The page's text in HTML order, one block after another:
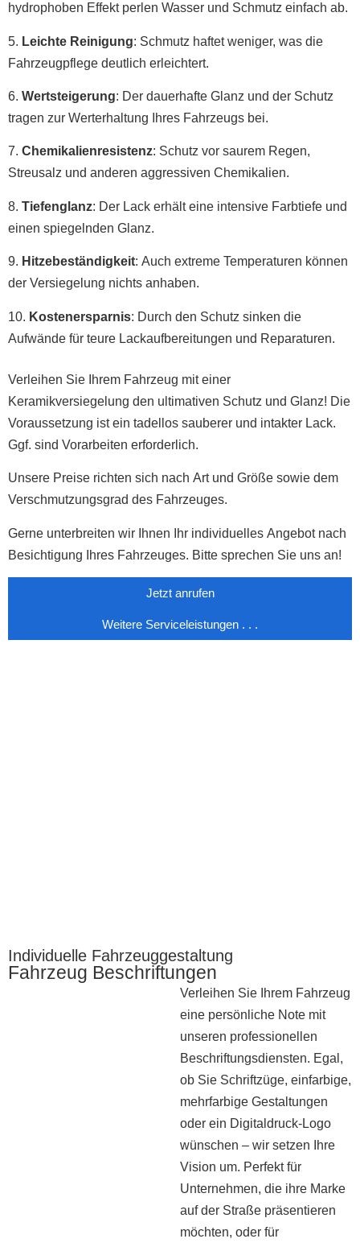
Verleihen Sie Ihrem Fahrzeug mit einer
Keramikversiegelung den ultimativen Schutz und Glanz! Die
Voraussetzung ist ein tadellos sauberer und intakter Lack.
Ggf. sind Vorarbeiten erforderlich.
Unsere Preise richten sich nach Art und Größe sowie dem
Verschmutzungsgrad des Fahrzeuges.
Gerne unterbreiten wir Ihnen Ihr individuelles Angebot nach
Besichtigung Ihres Fahrzeuges. Bitte sprechen Sie uns an!
Jetzt anrufen
Weitere Serviceleistungen . . .
hydrophoben Effekt perlen Wasser und Schmutz einfach ab.
5. Leichte Reinigung: Schmutz haftet weniger, was die
Fahrzeugpflege deutlich erleichtert.
6. Wertsteigerung: Der dauerhafte Glanz und der Schutz
tragen zur Werterhaltung Ihres Fahrzeugs bei.
7. Chemikalienresistenz: Schutz vor saurem Regen,
Streusalz und anderen aggressiven Chemikalien.
8. Tiefenglanz: Der Lack erhält eine intensive Farbtiefe und
einen spiegelnden Glanz.
9. Hitzebeständigkeit: Auch extreme Temperaturen können
der Versiegelung nichts anhaben.
10. Kostenersparnis: Durch den Schutz sinken die
Aufwände für teure Lackaufbereitungen und Reparaturen.
Individuelle Fahrzeuggestaltung
Fahrzeug Beschriftungen
Verleihen Sie Ihrem Fahrzeug
eine persönliche Note mit
unseren professionellen
Beschriftungsdiensten. Egal,
ob Sie Schriftzüge, einfarbige,
mehrfarbige Gestaltungen
oder ein Digitaldruck-Logo
wünschen – wir setzen Ihre
Vision um. Perfekt für
Unternehmen, die ihre Marke
auf der Straße präsentieren
möchten, oder für